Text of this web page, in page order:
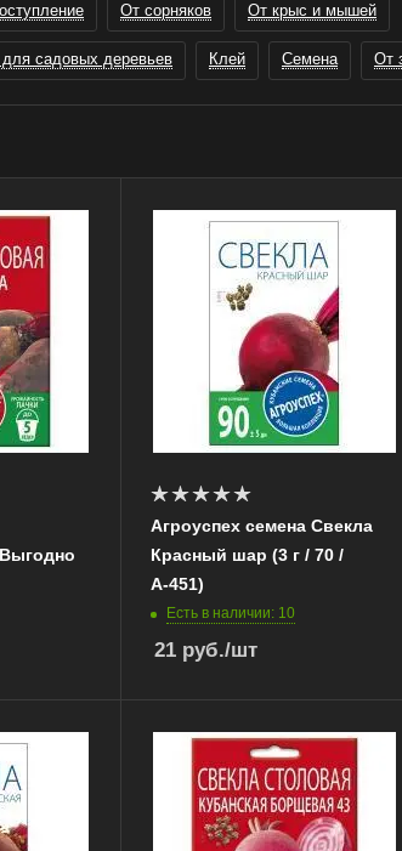
От сорняков От крыс и мышей
для садовых деревьев Клей Семена От
Агроуспех семена Свекла
Красный шар (3 г / 70 /
А-451)
Есть в наличии: 10
21 руб./шт